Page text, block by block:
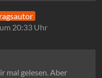
20:33 Uhr
mal gelesen. Aber